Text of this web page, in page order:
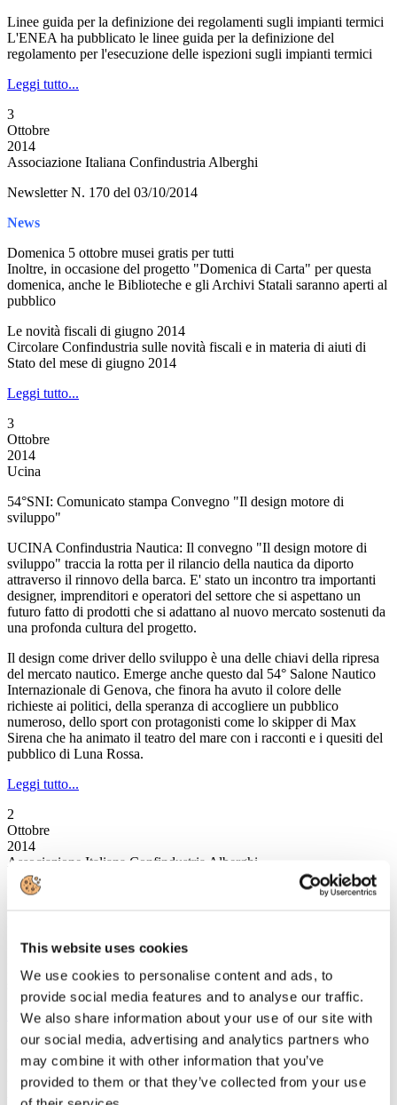
This website uses cookies
We use cookies to personalise content and ads, to
provide social media features and to analyse our traffic.
We also share information about your use of our site with
our social media, advertising and analytics partners who
may combine it with other information that you’ve
provided to them or that they’ve collected from your use
Linee guida per la definizione dei regolamenti sugli impianti termici
L'ENEA ha pubblicato le linee guida per la definizione del
regolamento per l'esecuzione delle ispezioni sugli impianti termici
Leggi tutto...
3
Ottobre
2014
Associazione Italiana Confindustria Alberghi
Newsletter N. 170 del 03/10/2014
News
Domenica 5 ottobre musei gratis per tutti
Inoltre, in occasione del progetto "Domenica di Carta" per questa
domenica, anche le Biblioteche e gli Archivi Statali saranno aperti al
pubblico
Le novità fiscali di giugno 2014
Circolare Confindustria sulle novità fiscali e in materia di aiuti di
Stato del mese di giugno 2014
Leggi tutto...
3
Ottobre
2014
Ucina
54°SNI: Comunicato stampa Convegno "Il design motore di
sviluppo"
UCINA Confindustria Nautica: Il convegno "Il design motore di
sviluppo" traccia la rotta per il rilancio della nautica da diporto
attraverso il rinnovo della barca. E' stato un incontro tra importanti
designer, imprenditori e operatori del settore che si aspettano un
futuro fatto di prodotti che si adattano al nuovo mercato sostenuti da
una profonda cultura del progetto.
Il design come driver dello sviluppo è una delle chiavi della ripresa
del mercato nautico. Emerge anche questo dal 54° Salone Nautico
Internazionale di Genova, che finora ha avuto il colore delle
richieste ai politici, della speranza di accogliere un pubblico
numeroso, dello sport con protagonisti come lo skipper di Max
Sirena che ha animato il teatro del mare con i racconti e i quesiti del
pubblico di Luna Rossa.
Leggi tutto...
2
Ottobre
2014
Associazione Italiana Confindustria Alberghi
Newsletter N. 169 del 02/10/2014
Presentazione del Rapporto sul mercato del lavoro 2013 - 2014
Presentata ieri presso il CNEL la 14^ edizione del rapporto sullo
stato e sulle prospettive di sviluppo dell'occupazione
Leggi tutto...
Ottobre
2014
Associazione Italiana Confindustria Alberghi